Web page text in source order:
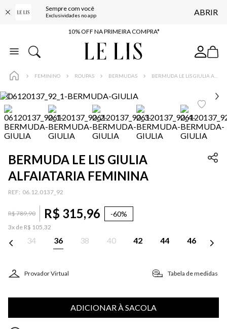
Sempre com você
Exclusividades no app ABRIR
BAIXE O APP
10% OFF NA PRIMEIRA COMPRA*
COMPRE ONLINE E RETIRE EM LOJA*
BAIXE O APP
10% OFF NA PRIMEIRA COMPRA*
FEMININO ROUPAS BERMUDAS
BERMUDA LE LIS GIULIA
ALFAIATARIA FEMININA
: 06.12.0137_92
R$789,90 R$ 315,96 -60%
3x de R$ 105,32
34 36 38 40 42 44 46
Provador Virtual Tabela de medidas
ADICIONAR À SACOLA